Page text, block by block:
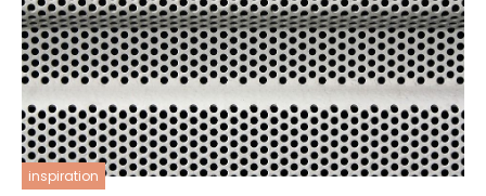
inspiration